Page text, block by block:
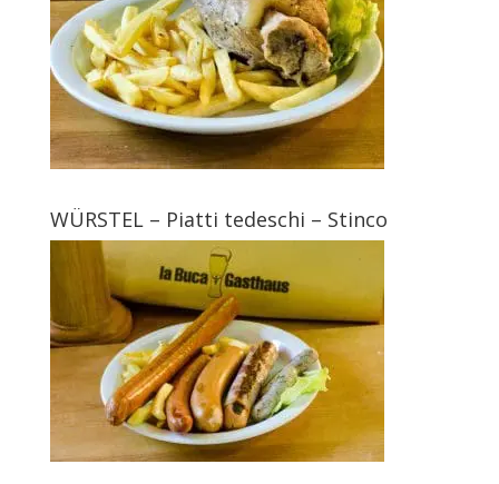
WÜRSTEL – Piatti tedeschi – Stinco